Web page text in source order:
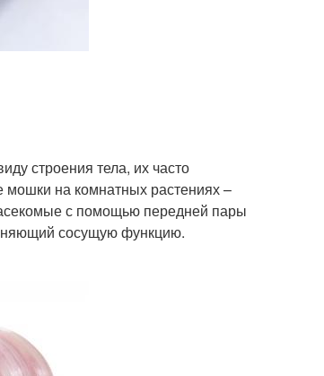
строения тела, их часто
на комнатных растениях –
с помощью передней пары
сосущую функцию.